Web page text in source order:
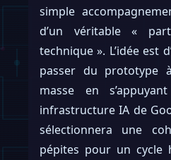
simple
d’un véritable «
technique ». L’idée est
passer du prototype
masse en
infrastructure IA de
sélectionnera une
pépites pour un cycle